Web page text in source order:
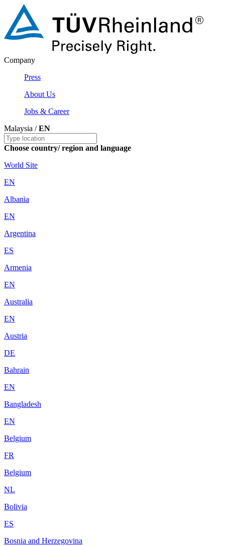
Company
Press
About Us
Jobs & Career
Malaysia /EN
Choose country/ region and language
World Site
EN
Albania
EN
Argentina
ES
Armenia
EN
Australia
EN
Austria
DE
Bahrain
EN
Bangladesh
EN
Belgium
FR
Belgium
NL
Bolivia
ES
Bosnia and Herzegovina